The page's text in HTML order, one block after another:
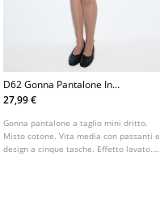
D62 Gonna Pantalone In
Denim
27,99 €
Gonna pantalone a taglio mini dritto.
Misto cotone. Vita media con passanti e
design a cinque tasche. Effetto lavato.